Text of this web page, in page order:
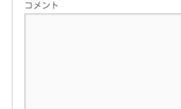
コメント